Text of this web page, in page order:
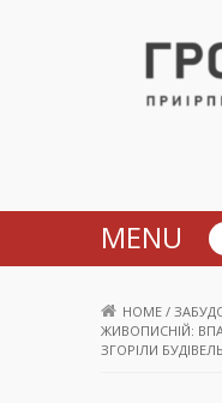
MENU
HOME /
ЖИВОПИСНІЙ:
ЗГОРІЛИ